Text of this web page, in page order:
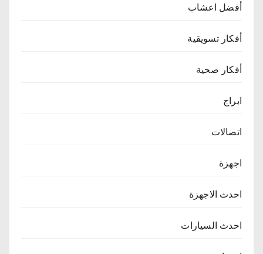
أفضل اعشاب
أفكار تسويقية
أفكار صحية
ابراج
اتصالات
اجهزة
احدث الاجهزة
احدث السيارات